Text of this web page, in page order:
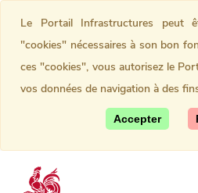
Le Portail Infrastructures peut
"cookies" nécessaires à son bon
ces "cookies", vous autorisez le
vos données de navigation à des
Accepter